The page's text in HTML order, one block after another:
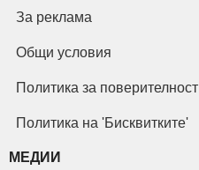
За реклама
Общи условия
Политика за поверителност
Политика на 'Бисквитките'
МЕДИИ